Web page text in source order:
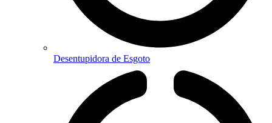
Desentupidora de Esgoto